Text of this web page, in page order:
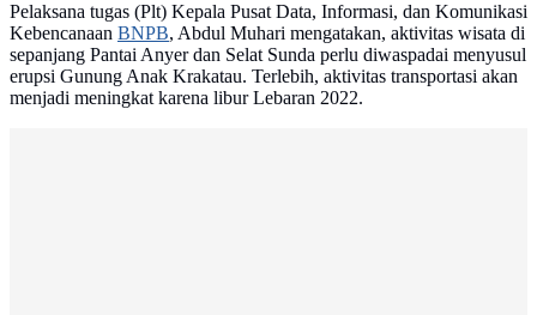
Pelaksana tugas (Plt) Kepala Pusat Data, Informasi, dan Komunikasi
Kebencanaan BNPB, Abdul Muhari mengatakan, aktivitas wisata di
sepanjang Pantai Anyer dan Selat Sunda perlu diwaspadai menyusul
erupsi Gunung Anak Krakatau. Terlebih, aktivitas transportasi akan
menjadi meningkat karena libur Lebaran 2022.